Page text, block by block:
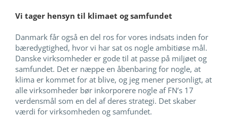
Vi tager hensyn til klimaet og samfundet
Danmark får også en del ros for vores indsats inden for
bæredygtighed, hvor vi har sat os nogle ambitiøse mål.
Danske virksomheder er gode til at passe på miljøet og
samfundet. Det er næppe en åbenbaring for nogle, at
klima er kommet for at blive, og jeg mener personligt, at
alle virksomheder bør inkorporere nogle af FN’s 17
verdensmål som en del af deres strategi. Det skaber
værdi for virksomheden og samfundet.